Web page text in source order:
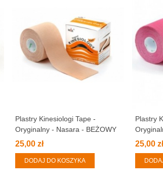
Plastry Kinesiologi Tape -
Oryginalny - Nasara - BEŻOWY
25,00 zł
DODAJ DO KOSZYKA
Plastry
25,00 zł